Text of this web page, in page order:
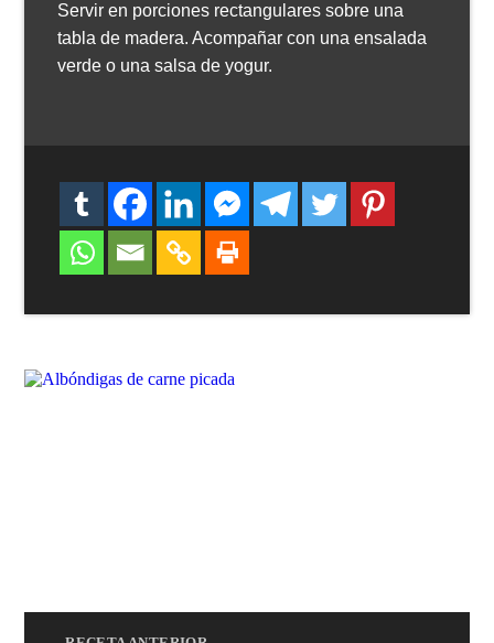
Servir en porciones rectangulares sobre una
tabla de madera. Acompañar con una ensalada
verde o una salsa de yogur.